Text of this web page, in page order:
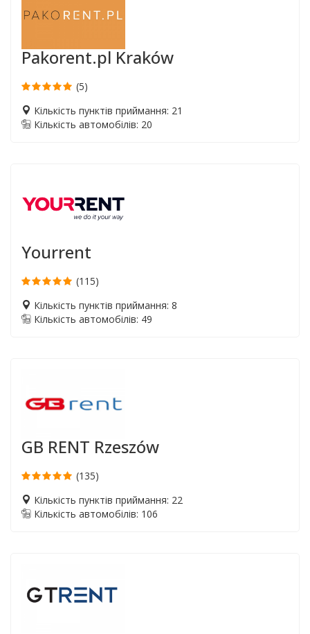
Pakorent.pl Kraków
(5)
Кількість пунктів приймання: 21
Кількість автомобілів: 20
Yourrent
(115)
Кількість пунктів приймання: 8
Кількість автомобілів: 49
GB RENT Rzeszów
(135)
Кількість пунктів приймання: 22
Кількість автомобілів: 106